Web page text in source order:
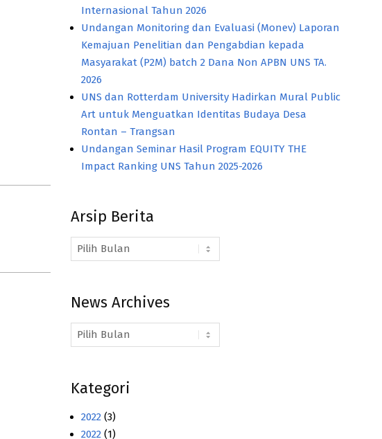
Internasional Tahun 2026
Undangan Monitoring dan Evaluasi (Monev) Laporan
Kemajuan Penelitian dan Pengabdian kepada
Masyarakat (P2M) batch 2 Dana Non APBN UNS TA.
2026
UNS dan Rotterdam University Hadirkan Mural Public
Art untuk Menguatkan Identitas Budaya Desa
Rontan – Trangsan
Undangan Seminar Hasil Program EQUITY THE
Impact Ranking UNS Tahun 2025-2026
Arsip Berita
Arsip
Berita
News Archives
News
Archives
Kategori
2022 (3)
2022 (1)